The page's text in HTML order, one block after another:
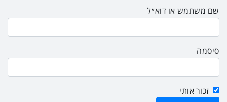
שם משתמש או דוא״ל
סיסמה
זכור אותי